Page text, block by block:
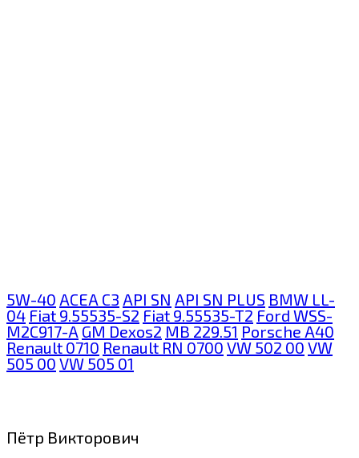
5W-40 ACEA C3 API SN API SN PLUS BMW LL-
04 Fiat 9.55535-S2 Fiat 9.55535-T2 Ford WSS-
M2C917-A GM Dexos2 MB 229.51 Porsche A40
Renault 0710 Renault RN 0700 VW 502 00 VW
505 00 VW 505 01
Пётр Викторович